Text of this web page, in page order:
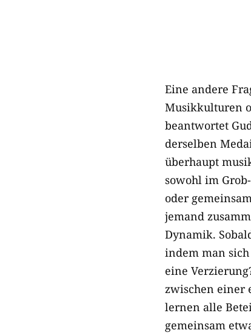
Eine andere
Musikkulturen
beantwortet
derselben
überhaupt
sowohl im
oder
jemand
Dynamik.
indem man
eine
zwischen einer
lernen alle
gemeinsam